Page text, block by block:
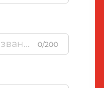
0/200